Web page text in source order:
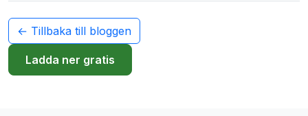
← Tillbaka till bloggen
Ladda ner gratis